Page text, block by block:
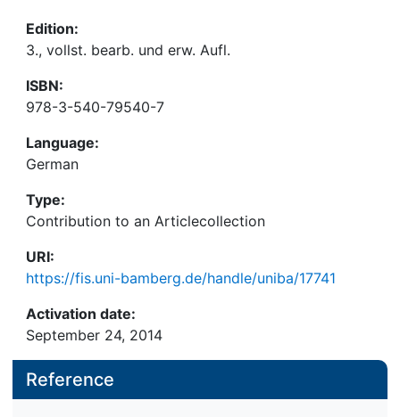
Edition:
3., vollst. bearb. und erw. Aufl.
ISBN:
978-3-540-79540-7
Language:
German
Type:
Contribution to an Articlecollection
URI:
https://fis.uni-bamberg.de/handle/uniba/17741
Activation date:
September 24, 2014
Reference